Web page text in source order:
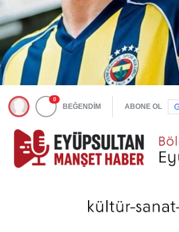
0
BEĞENDİM ABONE OL